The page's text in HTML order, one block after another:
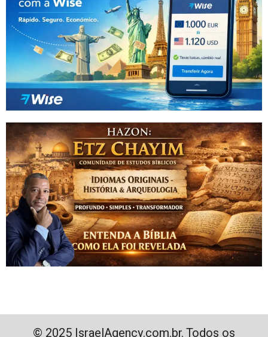
© 2025 IsraelAgency.com.br. Todos os